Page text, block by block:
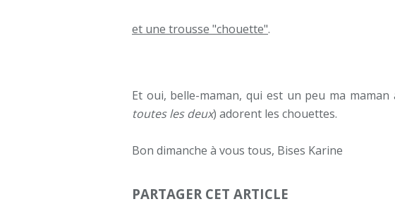
et une trousse "chouette".
Et oui, belle-maman, qui est un peu ma maman
toutes les deux) adorent les chouettes.
Bon dimanche à vous tous, Bises Karine
PARTAGER CET ARTICLE